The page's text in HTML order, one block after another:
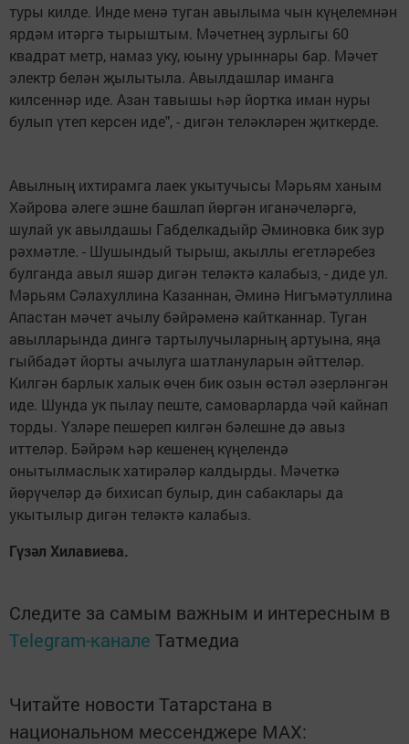
туры килде. Инде менә туган авылыма чын күңелемнән
ярдәм итәргә тырыштым. Мәчетнең зурлыгы 60
квадрат метр, намаз уку, юыну урыннары бар. Мәчет
электр белән җылытыла. Авылдашлар иманга
килсеннәр иде. Азан тавышы һәр йортка иман нуры
булып үтеп керсен иде", - дигән теләкләрен җиткерде.
Авылның ихтирамга лаек укытучысы Мәрьям ханым
Хәйрова әлеге эшне башлап йөргән иганәчеләргә,
шулай ук авылдашы Габделкадыйр Әминовка бик зур
рәхмәтле. - Шушындый тырыш, акыллы егетләребез
булганда авыл яшәр дигән теләктә калабыз, - диде ул.
Мәрьям Сәлахуллина Казаннан, Әминә Нигъмәтуллина
Апастан мәчет ачылу бәйрәменә кайтканнар. Туган
авылларында дингә тартылучыларның артуына, яңа
гыйбадәт йорты ачылуга шатлануларын әйттеләр.
Килгән барлык халык өчен бик озын өстәл әзерләнгән
иде. Шунда ук пылау пеште, самоварларда чәй кайнап
торды. Үзләре пешереп килгән бәлешне дә авыз
иттеләр. Бәйрәм һәр кешенең күңелендә
онытылмаслык хатирәләр калдырды. Мәчеткә
йөрүчеләр дә бихисап булыр, дин сабаклары да
укытылыр дигән теләктә калабыз.
Гүзәл Хилавиева.
Следите за самым важным и интересным в
Telegram-канале Татмедиа
Читайте новости Татарстана в
национальном мессенджере MАХ: